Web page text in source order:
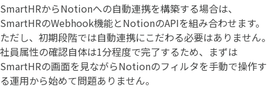
SmartHRからNotionへの自動連携を構築する場合は、
SmartHRのWebhook機能とNotionのAPIを組み合わせます。
ただし、初期段階では自動連携にこだわる必要はありません。
社員属性の確認自体は1分程度で完了するため、まずは
SmartHRの画面を見ながらNotionのフィルタを手動で操作す
る運用から始めて問題ありません。